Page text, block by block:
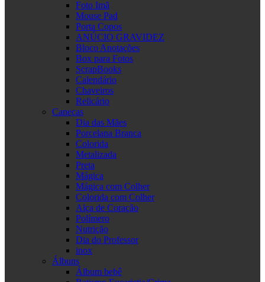
Foto Imã
Mouse Pad
Porta Copos
ANÚCIO GRAVIDEZ
Bloco Anotações
Box para Fotos
ScrapBooks
Calendário
Chaveiros
Relicário
Canecas
Dia das Mães
Porcelana Branca
Colorida
Metalizada
Preta
Mágica
Mágica com Colher
Colorida com Colher
Alça de Coração
Polímero
Nutrição
Dia do Professor
inox
Álbuns
Álbum bebê